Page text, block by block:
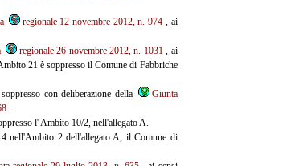
regionale 12 novembre 2012, n. 974 , ai
regionale 26 novembre 2012, n. 1031, ai
21 è soppresso il Comune di Fabbriche
con deliberazione della
Giunta
.
l' Ambito 10/2, nell'allegato A.
nell'Ambito 2 dell'allegato A, il Comune di